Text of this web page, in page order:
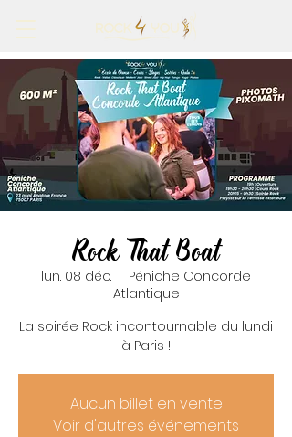
Rock That Boat
lun. 08 déc.
Péniche Concorde
Atlantique
La soirée Rock incontournable du lundi
à Paris !
Aucun billet en vente
Voir d'autres événements